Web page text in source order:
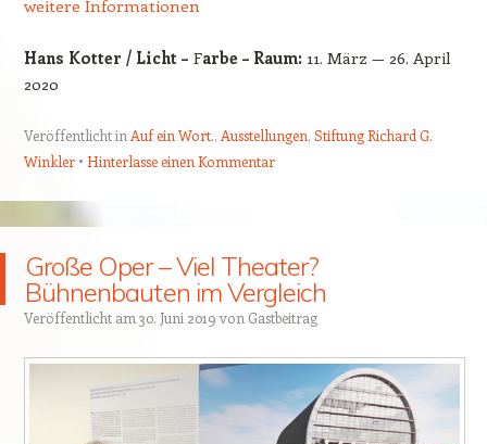
weitere Informationen
Hans Kotter / Licht – Farbe – Raum: 11. März — 26. April
2020
Veröffentlicht in Auf ein Wort., Ausstellungen, Stiftung Richard G.
Winkler
Hinterlasse einen Kommentar
Große Oper – Viel Theater?
Bühnenbauten im Vergleich
Veröffentlicht am 30. Juni 2019 von Gastbeitrag